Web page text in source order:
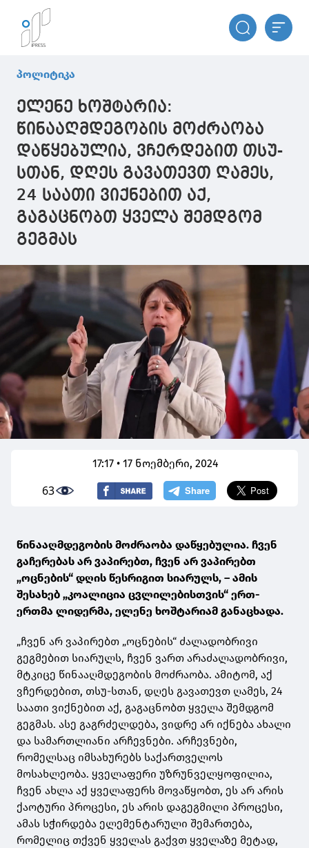
პოლიტიკა
ელენე ხოშტარია:
წინააღმდეგობის მოძრაობა
დაწყებულია, ვჩერდებით თსუ-
სთან, დღეს გავათევთ ღამეს,
24 საათი ვიქნებით აქ,
გაგაცნობთ ყველა შემდგომ
გეგმას
17:17 • 17 ნოემბერი, 2024
63
წინააღმდეგობის მოძრაობა დაწყებულია. ჩვენ
გაჩერებას არ ვაპირებთ, ჩვენ არ ვაპირებთ
„ოცნების“ დღის წესრიგით სიარულს, – ამის
შესახებ „კოალიცია ცვლილებისთვის“ ერთ-
ერთმა ლიდერმა, ელენე ხოშტარიამ განაცხადა.
„ჩვენ არ ვაპირებთ „ოცნების“ ძალადობრივი
გეგმებით სიარულს, ჩვენ ვართ არაძალადობრივი,
მტკიცე წინააღმდეგობის მოძრაობა. ამიტომ, აქ
ვჩერდებით, თსუ-სთან, დღეს გავათევთ ღამეს, 24
საათი ვიქნებით აქ, გაგაცნობთ ყველა შემდგომ
გეგმას. ასე გაგრძელდება, ვიდრე არ იქნება ახალი
და სამართლიანი არჩევნები. არჩევნები,
რომელსაც იმსახურებს საქართველოს
მოსახლეობა. ყველაფერი უზრუნველყოფილია,
ჩვენ ახლა აქ ყველაფერს მოვაწყობთ, ეს არ არის
ქაოტური პროცესი, ეს არის დაგეგმილი პროცესი,
ამას სჭირდება ელემენტარული შემართება,
რომელიც თქვენ ყველას გაქვთ ყველაზე მეტად,